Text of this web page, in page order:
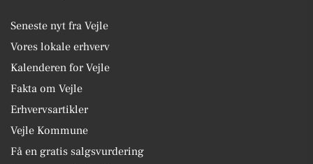
Seneste nyt fra Vejle
Vores lokale erhverv
Kalenderen for Vejle
Fakta om Vejle
Erhvervsartikler
Vejle Kommune
Få en gratis salgsvurdering